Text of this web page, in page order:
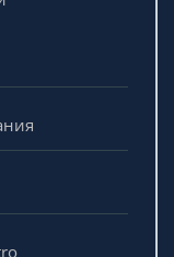
типа СИ